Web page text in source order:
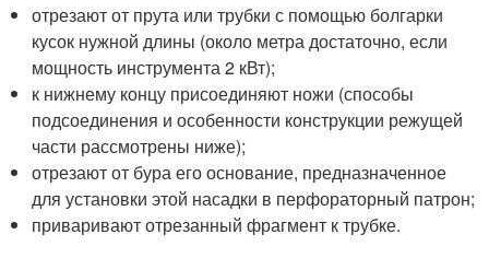
отрезают от прута или трубки с помощью болгарки
кусок нужной длины (около метра достаточно, если
мощность инструмента 2 кВт);
к нижнему концу присоединяют ножи (способы
подсоединения и особенности конструкции режущей
части рассмотрены ниже);
отрезают от бура его основание, предназначенное
для установки этой насадки в перфораторный патрон;
приваривают отрезанный фрагмент к трубке.